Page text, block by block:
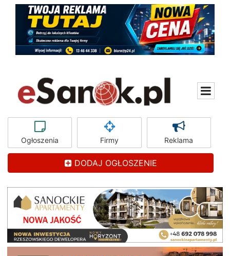
Ogłoszenia Firmy Reklama
DODAJ OGŁOSZENIE